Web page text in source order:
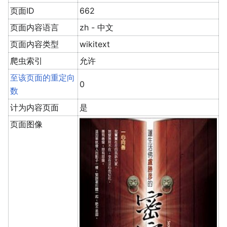
页面ID
662
页面内容语言
zh - 中文
页面内容类型
wikitext
爬虫索引
允许
至该页面的重定向
数
0
计为内容页面
是
页面图像